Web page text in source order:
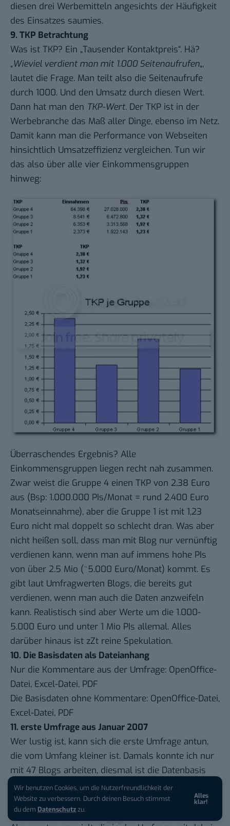
Wir benutzen Cookies, um die Nutzerfreundlichkeit der
Website zu verbessern. Durch deinen Besuch stimmst
du dem Datenschutzzu.
Alles
klar!
diesen drei Werbemitteln angesichts der Häufigkeit
des Einsatzes saumies.
9. TKP Betrachtung
Was ist TKP? Ein „Tausender Kontaktpreis“. Hä?
„Wieviel verdient man mit 1.000 Seitenaufrufen„,
lautet die Frage. Man teilt also die Seitenaufrufe
durch 1000. Und den Umsatz durch diesen Wert.
Dann hat man den TKP-Wert. Der TKP ist in der
Werbebranche das Maß aller Dinge, ebenso im Netz.
Damit kann man die Performance von Webseiten
hinsichtlich Umsatzeffizienz vergleichen. Tun wir
das also über alle vier Einkommensgruppen
hinweg:
Überraschendes Ergebnis? Alle
Einkommensgruppen liegen recht nah zusammen.
Zwar weist die Gruppe 4 einen TKP von 2,38 Euro
aus (Bsp: 1.000.000 PIs/Monat = rund 2.400 Euro
Monatseinnahme), aber die Gruppe 1 ist mit 1,23
Euro nicht mal doppelt so schlecht dran. Was aber
nicht heißen soll, dass man mit Blog nur vernünftig
verdienen kann, wenn man auf immens hohe PIs
von über 2.5 Mio (~5.000 Euro/Monat) kommt. Es
gibt laut Umfragwerten Blogs, die bereits gut
verdienen, wenn man auch die Daten anzweifeln
kann. Realistisch sind aber Werte um die 1.000-
5.000 Euro und unter 1 Mio PIs allemal. Alles
darüber hinaus ist zZt reine Spekulation.
10. Die Basisdaten als Dateianhang
Nur die Kommentare aus der Umfrage: OpenOffice-
Datei, Excel-Datei, PDF
Die Basisdaten ohne Kommentare: OpenOffice-Datei,
Excel-Datei, PDF
11. erste Umfrage aus Januar 2007
Wer lustig ist, kann sich die erste Umfrage antun,
die vom Umfang kleiner ist. Damals konnte ich nur
mit 47 Blogs arbeiten, diesmal ist die Datenbasis
mit 117 Blogs also schon etwas zuverlässiger.
So, genug, Charts, kann keine mehr sehen:)) Habe
zB nicht mit der Google-Quote oder der Anzahl RSS
iPhone 17 Pro sichern:Für 1 € +
200 € Hardware-Bonus!
Anzeige